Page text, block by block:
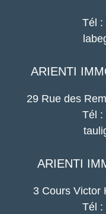
Tél :
ARIENTI
29 Rue des
Tél :
ARIENTI
3 Cours Victor
Tél :